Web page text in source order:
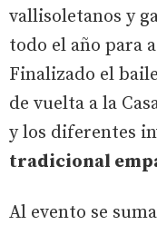
vallisoletanos y
todo el año para
Finalizado el
de vuelta a la
y los diferentes
tradicional
Al evento se